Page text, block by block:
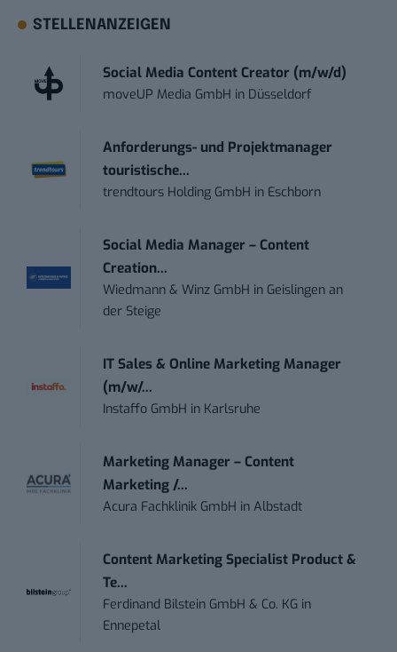
STELLENANZEIGEN
Social Media Content Creator (m/w/d)
moveUP Media GmbH in Düsseldorf
Anforderungs- und Projektmanager
touristische...
trendtours Holding GmbH in Eschborn
Social Media Manager – Content
Creation...
Wiedmann & Winz GmbH in Geislingen an
der Steige
IT Sales & Online Marketing Manager
(m/w/...
Instaffo GmbH in Karlsruhe
Marketing Manager – Content
Marketing /...
Acura Fachklinik GmbH inAlbstadt
Content Marketing Specialist Product &
Te...
Ferdinand Bilstein GmbH & Co. KG in
Ennepetal